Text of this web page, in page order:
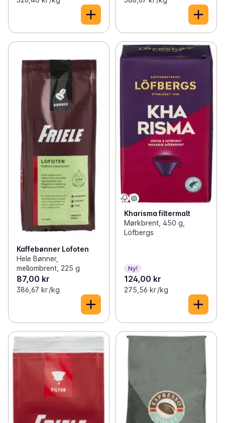
✓ Iskaffe og iste
Kakao og sjokoladepulver (12)
Blandevann (16)
Isbiter (3)
Kaffebønner Lofoten
Hele Bønner,
mellombrent, 225 g
87,00 kr
386,67 kr /kg
Kharisma filtermalt
Mørkbrent, 450 g,
Löfbergs
Ny!
124,00 kr
275,56 kr /kg